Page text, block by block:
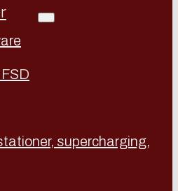
supercharging,